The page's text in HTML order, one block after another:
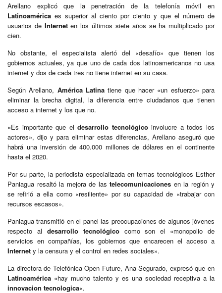
Arellano explicó que la penetración de la telefonía móvil en
Latinoamérica es superior al ciento por ciento y que el número de
usuarios de Interneten los últimos siete años se ha multiplicado por
cien.
No obstante, el especialista alertó del «desafío» que tienen los
gobiernos actuales, ya que uno de cada dos latinoamericanos no usa
internet y dos de cada tres no tiene internet en su casa.
Según Arellano, América Latina tiene que hacer «un esfuerzo» para
eliminar la brecha digital, la diferencia entre ciudadanos que tienen
acceso a internet y los que no.
«Es importante que eldesarrollo tecnológicoinvolucre a todos los
actores», dijo y para eliminar estas diferencias, Arellano aseguró que
habrá una inversión de 400.000 millones de dólares en el continente
hasta el 2020.
Por su parte, la periodista especializada en temas tecnológicos Esther
Paniagua resaltó la mejora de las telecomunicaciones en la región y
se refirió a ella como «resiliente» por su capacidad de «trabajar con
recursos escasos».
Paniagua transmitió en el panel las preocupaciones de algunos jóvenes
respecto al desarrollo tecnológico como son el «monopolio de
servicios en compañías, los gobiernos que encarecen el acceso a
Internet y la censura y el control en redes sociales».
La directora de Telefónica Open Future, Ana Segurado, expresó que en
Latinoamérica «hay mucho talento y es una sociedad receptiva a la
innovacion tecnologica«.